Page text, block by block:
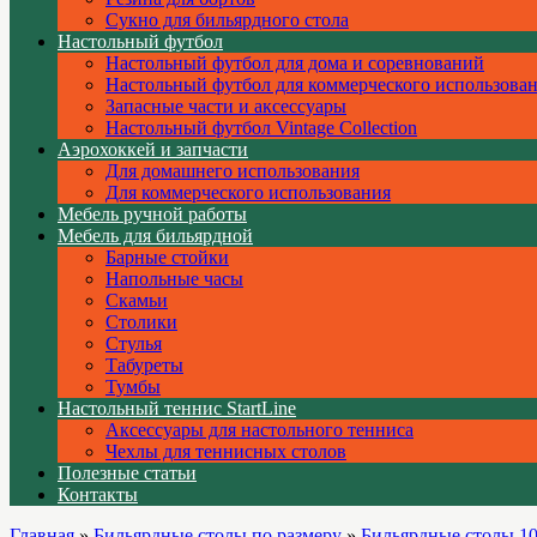
Сукно для бильярдного стола
Настольный футбол
Настольный футбол для дома и соревнований
Настольный футбол для коммерческого
Запасные части и аксессуары
Настольный футбол Vintage Collection
Аэрохоккей и запчасти
Для домашнего использования
Для коммерческого использования
Мебель ручной работы
Мебель для бильярдной
Барные стойки
Напольные часы
Скамьи
Столики
Стулья
Табуреты
Тумбы
Настольный теннис StartLine
Аксессуары для настольного тенниса
Чехлы для теннисных столов
Полезные статьи
Контакты